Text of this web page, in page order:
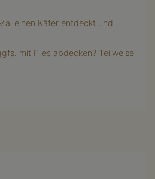
einen Käfer entdeckt und
mit Flies abdecken? Teilweise